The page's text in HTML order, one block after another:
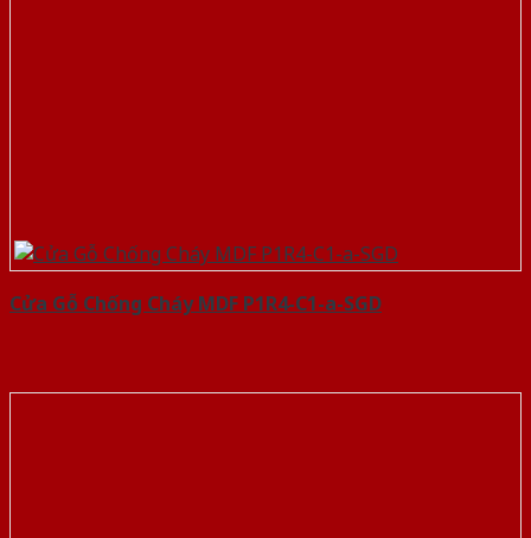
Cửa Gỗ Chống Cháy MDF P1R4-C1-a-SGD